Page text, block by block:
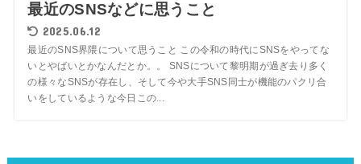
最近のSNSなどに思うこと
2025.06.12
最近のSNS界隈について思うこと この令和の時代にSNSをやってな
いとやばいとかなんだとか。。 SNSについて黎明期が過ぎ去り多く
の様々なSNSが存在し、そして今や大手SNS同士が機能のパクリ合
いをしているような今日この...